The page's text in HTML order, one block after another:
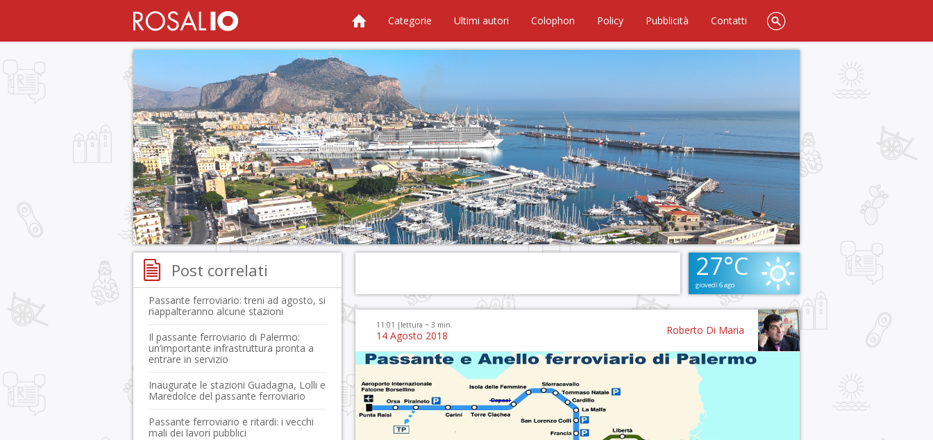
Categorie Ultimi autori Colophon Policy Pubblicità Contatti
27°C
giovedì 6 ago
11:01 | lettura ~ 3 min.
14 Agosto 2018 Roberto Di Maria
Post correlati
Passante ferroviario: treni ad agosto, si
riappalteranno alcune stazioni
Il passante ferroviario di Palermo:
un’importante infrastruttura pronta a
entrare in servizio
Inaugurate le stazioni Guadagna, Lolli e
Maredolce del passante ferroviario
Passante ferroviario e ritardi: i vecchi
mali dei lavori pubblici